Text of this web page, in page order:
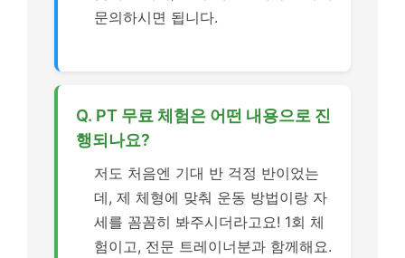
문의하시면 됩니다.
Q. PT 무료 체험은 어떤 내용으로 진
행되나요?
저도 처음엔 기대 반 걱정 반이었는
데, 제 체형에 맞춰 운동 방법이랑 자
세를 꼼꼼히 봐주시더라고요! 1회 체
험이고, 전문 트레이너분과 함께해요.